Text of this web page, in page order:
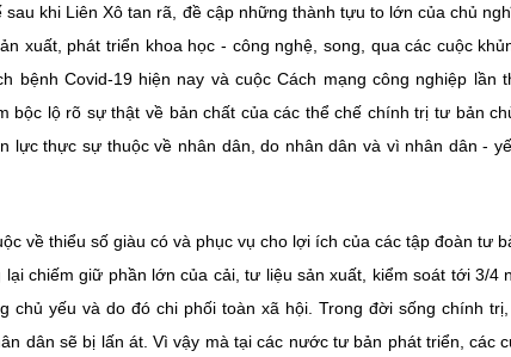
khi Liên Xô tan rã, đề cập những thành tựu to lớn của chủ
xuất, phát triển khoa học - công nghệ, song, qua các cuộc
bệnh Covid-19 hiện nay và cuộc Cách mạng công nghiệp lần
bộc lộ rõ sự thật về bản chất của các thể chế chính trị tư bản
lực thực sự thuộc về nhân dân, do nhân dân và vì nhân dân -
về thiểu số giàu có và phục vụ cho lợi ích của các tập đoàn tư
chiếm giữ phần lớn của cải, tư liệu sản xuất, kiểm soát tới 3/4
chủ yếu và do đó chi phối toàn xã hội. Trong đời sống chính
dân sẽ bị lấn át. Vì vậy mà tại các nước tư bản phát triển, các